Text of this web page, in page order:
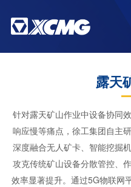
露天
针对露天矿山作业中设备协同
响应慢等痛点，徐工集团自主
深度融合无人矿卡、智能挖掘
攻克传统矿山设备分散管控、
效率显著提升。通过5G物联网